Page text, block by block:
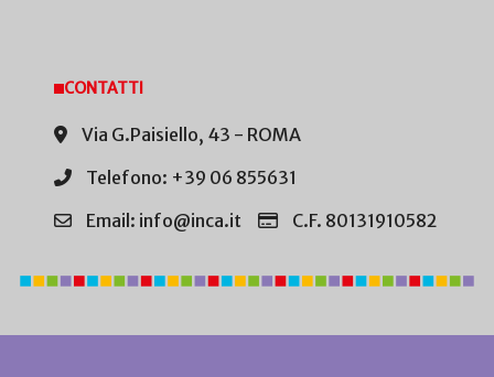
CONTATTI
Via G.Paisiello, 43 - ROMA
Telefono: +39 06 855631
Email: info@inca.it
C.F. 80131910582